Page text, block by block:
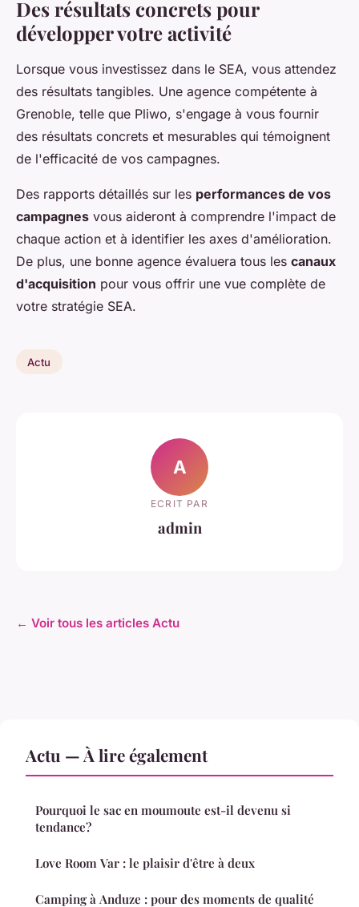
Des résultats concrets pour
développer votre activité
Lorsque vous investissez dans le SEA, vous attendez
des résultats tangibles. Une agence compétente à
Grenoble, telle que Pliwo, s'engage à vous fournir
des résultats concrets et mesurables qui témoignent
de l'efficacité de vos campagnes.
Des rapports détaillés sur les performances de vos
campagnes vous aideront à comprendre l'impact de
chaque action et à identifier les axes d'amélioration.
De plus, une bonne agence évaluera tous les canaux
d'acquisition pour vous offrir une vue complète de
votre stratégie SEA.
Actu
A
ECRIT PAR
admin
← Voir tous les articles Actu
Actu — À lire également
Pourquoi le sac en moumoute est-il devenu si
tendance?
Love Room Var : le plaisir d'être à deux
Camping à Anduze : pour des moments de qualité